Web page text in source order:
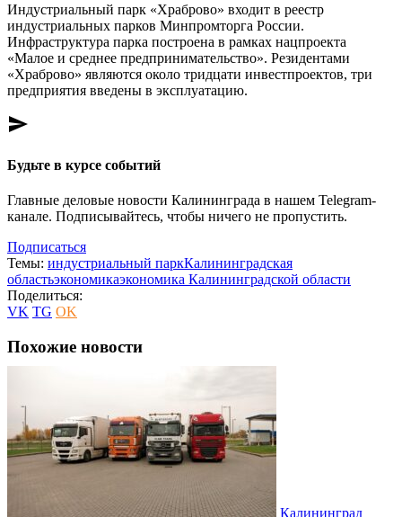
Индустриальный парк «Храброво» входит в реестр
индустриальных парков Минпромторга России.
Инфраструктура парка построена в рамках нацпроекта
«Малое и среднее предпринимательство». Резидентами
«Храброво» являются около тридцати инвестпроектов, три
предприятия введены в эксплуатацию.
send
Будьте в курсе событий
Главные деловые новости Калининграда в нашем Telegram-
канале. Подписывайтесь, чтобы ничего не пропустить.
Подписаться
Темы: индустриальный паркКалининградская
областьэкономикаэкономика Калининградской области
Поделиться:
VK TG OK
Похожие новости
Калининград